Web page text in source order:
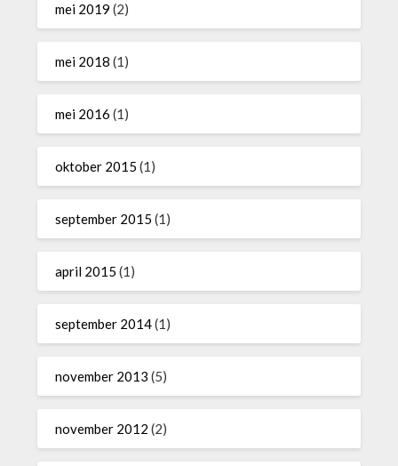
mei 2019 (2)
mei 2018 (1)
mei 2016 (1)
oktober 2015 (1)
september 2015 (1)
april 2015 (1)
september 2014(1)
november 2013 (5)
november 2012 (2)